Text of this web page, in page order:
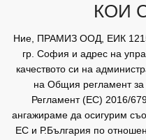
КОИ
Ние, ПРАМИЗ ООД, ЕИК
гр. София и адрес на
качеството си на
на Общия регламент
Регламент (ЕС) 2016/
ангажираме да осигурим
ЕС и Р.България по